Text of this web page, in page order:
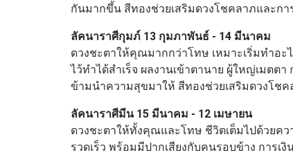
กันมากขึ้น สีทองช่วยเสริมดวงโชคลาภและกา
ลัคนาราศีกุมภ์ 13 กุมภาพันธ์ - 14 มีนาคม
ดวงชะตาให้คุณมากกว่าโทษ เหมาะเริ่มทำอะ
ไว้ทำได้สำเร็จ ผลงานเข้าตานาย ผู้ใหญ่เมตต
ข้ามนำความสุขมาให้ สีทองช่วยเสริมดวงโชค
ลัคนาราศีมีน 15 มีนาคม - 12 เมษายน
ดวงชะตาให้ทั้งคุณและโทษ ชีวิตเต็มไปด้วยค
รวดเร็ว พร้อมมีปากเสียงกับคนรอบข้าง การเ